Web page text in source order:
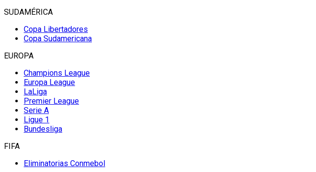
SUDAMÉRICA
Copa Libertadores
Copa Sudamericana
EUROPA
Champions League
Europa League
LaLiga
Premier League
Serie A
Ligue 1
Bundesliga
FIFA
Eliminatorias Conmebol